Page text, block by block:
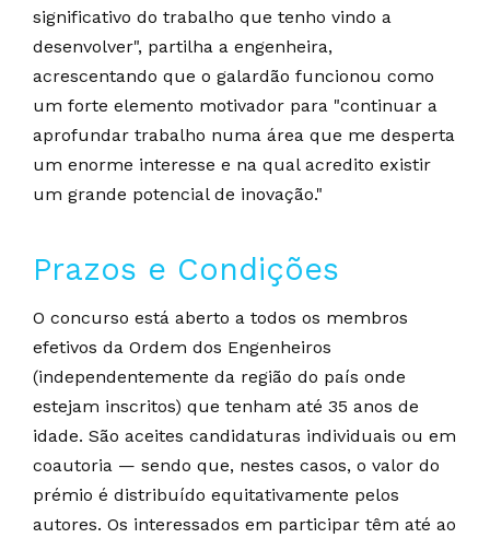
significativo do trabalho que tenho vindo a
desenvolver", partilha a engenheira,
acrescentando que o galardão funcionou como
um forte elemento motivador para "continuar a
aprofundar trabalho numa área que me desperta
um enorme interesse e na qual acredito existir
um grande potencial de inovação."
Prazos e Condições
O concurso está aberto a todos os membros
efetivos da Ordem dos Engenheiros
(independentemente da região do país onde
estejam inscritos) que tenham até 35 anos de
idade. São aceites candidaturas individuais ou em
coautoria — sendo que, nestes casos, o valor do
prémio é distribuído equitativamente pelos
autores. Os interessados em participar têm até ao